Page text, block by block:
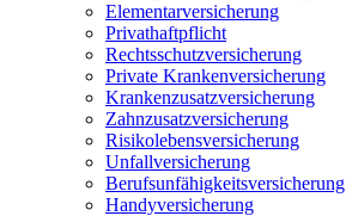
Elementarversicherung
Privathaftpflicht
Rechtsschutzversicherung
Private Krankenversicherung
Krankenzusatzversicherung
Zahnzusatzversicherung
Risikolebensversicherung
Unfallversicherung
Berufsunfähigkeitsversicherung
Handyversicherung